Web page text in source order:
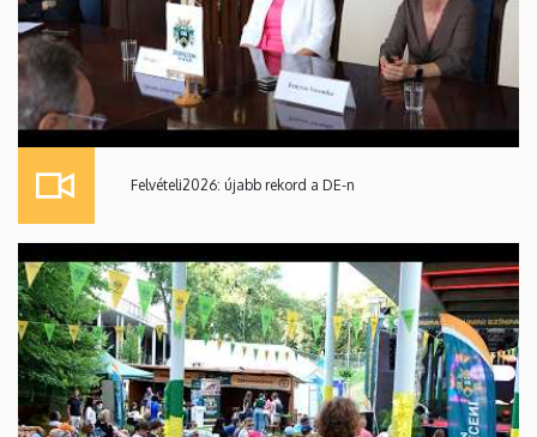
Felvételi2026: újabb rekord a DE-n